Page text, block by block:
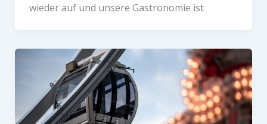
wieder auf und unsere Gastronomie ist